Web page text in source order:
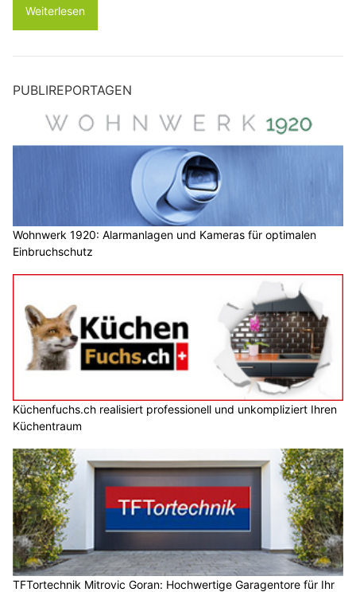
Weiterlesen
PUBLIREPORTAGEN
Wohnwerk 1920: Alarmanlagen und Kameras für optimalen
Einbruchschutz
Küchenfuchs.ch realisiert professionell und unkompliziert Ihren
Küchentraum
TFTortechnik Mitrovic Goran: Hochwertige Garagentore für Ihr